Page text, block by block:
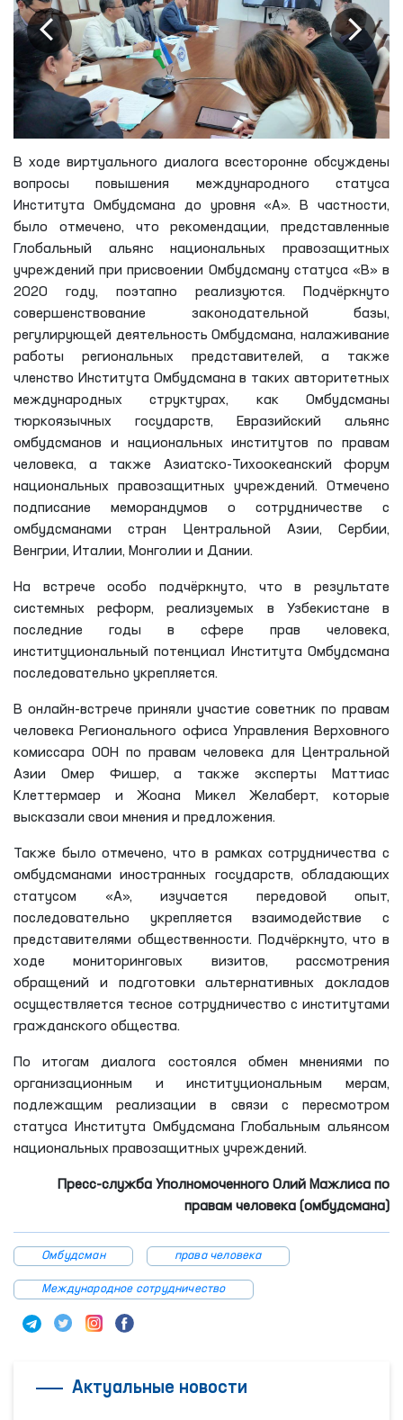
В ходе виртуального диалога всесторонне обсуждены
вопросы повышения международного статуса
Института Омбудсмана до уровня «А». В частности,
было отмечено, что рекомендации, представленные
Глобальный альянс национальных правозащитных
учреждений при присвоении Омбудсману статуса «B» в
2020 году, поэтапно реализуются. Подчёркнуто
совершенствование законодательной базы,
регулирующей деятельность Омбудсмана, налаживание
работы региональных представителей, а также
членство Института Омбудсмана в таких авторитетных
международных структурах, как Омбудсманы
тюркоязычных государств, Евразийский альянс
омбудсманов и национальных институтов по правам
человека, а также Азиатско-Тихоокеанский форум
национальных правозащитных учреждений. Отмечено
подписание меморандумов о сотрудничестве с
омбудсманами стран Центральной Азии, Сербии,
Венгрии, Италии, Монголии и Дании.
На встрече особо подчёркнуто, что в результате
системных реформ, реализуемых в Узбекистане в
последние годы в сфере прав человека,
институциональный потенциал Института Омбудсмана
последовательно укрепляется.
В онлайн-встрече приняли участие советник по правам
человека Регионального офиса Управления Верховного
комиссара ООН по правам человека для Центральной
Азии Омер Фишер, а также эксперты Маттиас
Клеттермаер и Жоана Микел Желаберт, которые
высказали свои мнения и предложения.
Также было отмечено, что в рамках сотрудничества с
омбудсманами иностранных государств, обладающих
статусом «А», изучается передовой опыт,
последовательно укрепляется взаимодействие с
представителями общественности. Подчёркнуто, что в
ходе мониторинговых визитов, рассмотрения
обращений и подготовки альтернативных докладов
осуществляется тесное сотрудничество с институтами
гражданского общества.
По итогам диалога состоялся обмен мнениями по
организационным и институциональным мерам,
подлежащим реализации в связи с пересмотром
статуса Института Омбудсмана Глобальным альянсом
национальных правозащитных учреждений.
Пресс-служба Уполномоченного Олий Мажлиса по
правам человека (омбудсмана)
Омбудсман права человека
Международное сотрудничество
Актуальные новости